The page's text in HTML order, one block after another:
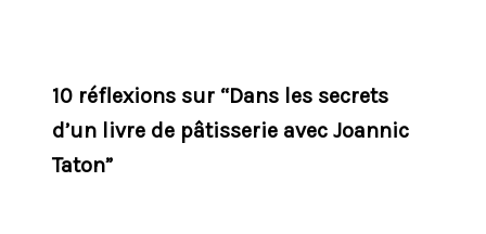
10 réflexions sur “Dans les secrets
d’un livre de pâtisserie avec Joannic
Taton”